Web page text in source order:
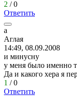
2 /0
Ответить
а
Аглая
14:49, 08.09.2008
и минусну
у меня было именно
Да и какого хера я
1 /0
Ответить